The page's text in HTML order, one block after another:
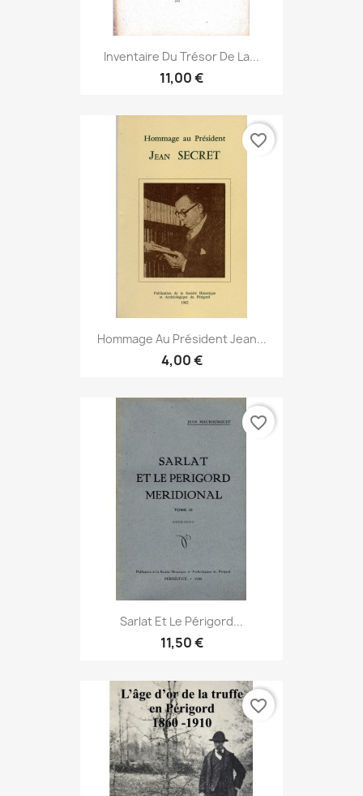
Inventaire Du Trésor De La...
11,00 €
Hommage Au Président Jean...
4,00 €
favorite_border
Sarlat Et Le Périgord...
11,50 €
favorite_border
favorite_border